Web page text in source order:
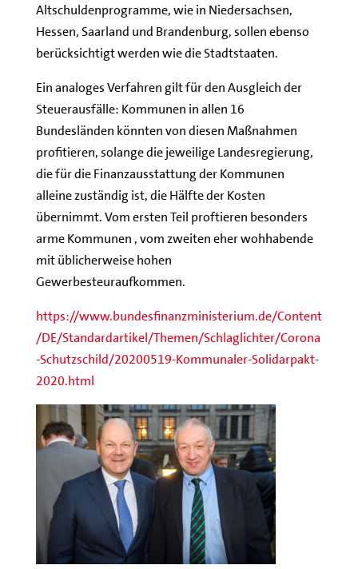
Altschuldenprogramme, wie in Niedersachsen,
Hessen, Saarland und Brandenburg, sollen ebenso
berücksichtigt werden wie die Stadtstaaten.
Ein analoges Verfahren gilt für den Ausgleich der
Steuerausfälle: Kommunen in allen 16
Bundesländen könnten von diesen Maßnahmen
profitieren, solange die jeweilige Landesregierung,
die für die Finanzausstattung der Kommunen
alleine zuständig ist, die Hälfte der Kosten
übernimmt. Vom ersten Teil proftieren besonders
arme Kommunen , vom zweiten eher wohhabende
mit üblicherweise hohen
Gewerbesteuraufkommen.
https://www.bundesfinanzministerium.de/Content
/DE/Standardartikel/Themen/Schlaglichter/Corona
-Schutzschild/20200519-Kommunaler-Solidarpakt-
2020.html